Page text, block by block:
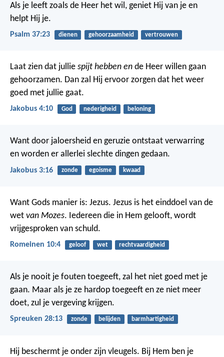
Als je leeft zoals de Heer het wil, geniet Hij van je en
helpt Hij je.
Psalm 37:23 dienen gehoorzaamheid vertrouwen
Laat zien dat jullie spijt hebben en de Heer willen gaan
gehoorzamen. Dan zal Hij ervoor zorgen dat het weer
goed met jullie gaat.
Jakobus 4:10 God nederigheid beloning
Want door jaloersheid en geruzie ontstaat verwarring
en worden er allerlei slechte dingen gedaan.
Jakobus 3:16 zonde egoisme kwaad
Want Gods manier is: Jezus. Jezus is het einddoel van de
wet van Mozes. Iedereen die in Hem gelooft, wordt
vrijgesproken van schuld.
Romeinen 10:4 geloof wet rechtvaardigheid
Als je nooit je fouten toegeeft, zal het niet goed met je
gaan. Maar als je ze hardop toegeeft en ze niet meer
doet, zul je vergeving krijgen.
Spreuken 28:13 zonde belijden barmhartigheid
Hij beschermt je onder zijn vleugels. Bij Hem ben je